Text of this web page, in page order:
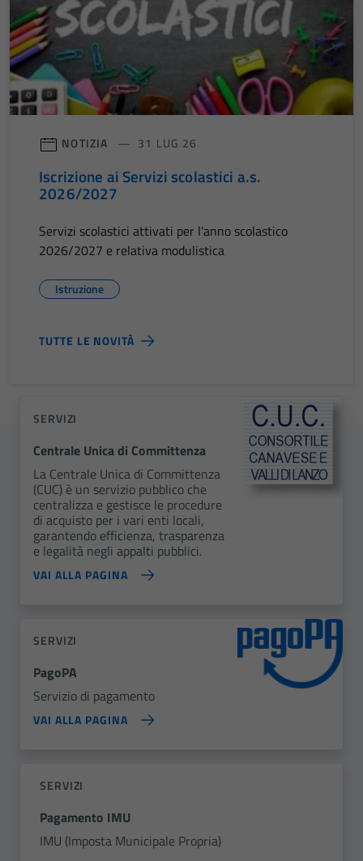
NOTIZIA 31 LUG 26
Iscrizione ai Servizi scolastici a.s.
2026/2027
Servizi scolastici attivati per l'anno scolastico
2026/2027 e relativa modulistica
Istruzione
TUTTE LE NOVITÀ
SERVIZI
Centrale Unica di Committenza
La Centrale Unica di Committenza
(CUC) è un servizio pubblico che
centralizza e gestisce le procedure
di acquisto per i vari enti locali,
garantendo efficienza, trasparenza
e legalità negli appalti pubblici.
VAI ALLA PAGINA
SERVIZI
PagoPA
Servizio di pagamento
VAI ALLA PAGINA
SERVIZI
Pagamento IMU
IMU (Imposta Municipale Propria)